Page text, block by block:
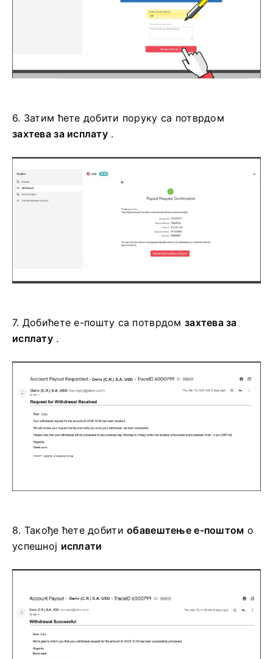
6. Затим ћете добити поруку са потврдом
захтева за исплату .
7. Добићете е-пошту са потврдом захтева за
исплату.
8. Такође ћете добитиобавештење е-поштом о
успешној исплати